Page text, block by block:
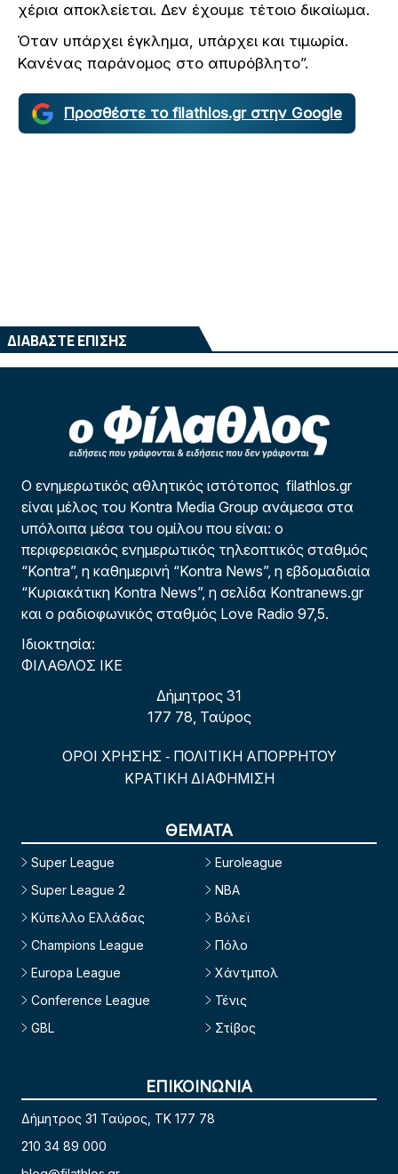
χέρια αποκλείεται. Δεν έχουμε τέτοιο δικαίωμα.
Όταν υπάρχει έγκλημα, υπάρχει και τιμωρία.
Κανένας παράνομος στο απυρόβλητο”.
Προσθέστε το filathlos.gr στην Google
ΔΙΑΒΑΣΤΕ ΕΠΙΣΗΣ
Ο ενημερωτικός αθλητικός ιστότοπος filathlos.gr
είναι μέλος του Kontra Media Group ανάμεσα στα
υπόλοιπα μέσα του ομίλου που είναι: ο
περιφερειακός ενημερωτικός τηλεοπτικός σταθμός
“Kontra”, η καθημερινή “Kontra News”, η εβδομαδιαία
“Κυριακάτικη Kontra News”, η σελίδα Kontranews.gr
και ο ραδιοφωνικός σταθμός Love Radio 97,5.
Ιδιοκτησία:
ΦΙΛΑΘΛΟΣ ΙΚΕ
Δήμητρος 31
177 78, Ταύρος
ΟΡΟΙ ΧΡΗΣΗΣ - ΠΟΛΙΤΙΚΗ ΑΠΟΡΡΗΤΟΥ
ΚΡΑΤΙΚΗ ΔΙΑΦΗΜΙΣΗ
ΘΕΜΑΤΑ
Super League
Super League 2
Κύπελλο Ελλάδας
Champions League
Europa League
Conference League
GBL
Euroleague
NBA
Βόλεϊ
Πόλο
Χάντμπολ
Τένις
Στίβος
ΕΠΙΚΟΙΝΩΝΙΑ
Δήμητρος 31 Ταύρος, TK 177 78
210 34 89 000